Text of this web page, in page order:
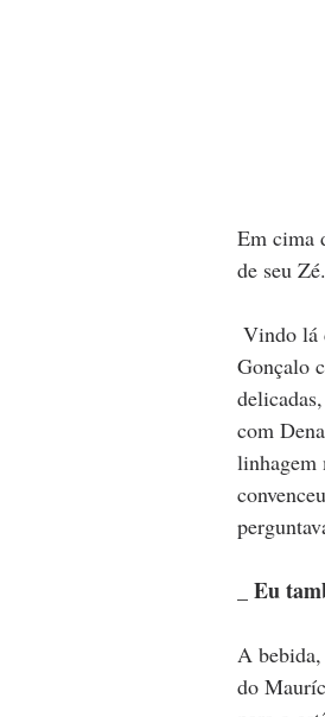
Em cima
de seu Zé.
Gonçalo
com
linhagem
_ Eu
A
do